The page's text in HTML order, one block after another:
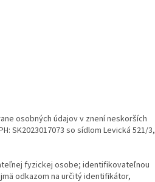
osobných údajov v znení neskorších
SK2023017073 so sídlom Levická 521/3,
fyzickej osobe; identifikovateľnou
odkazom na určitý identifikátor,